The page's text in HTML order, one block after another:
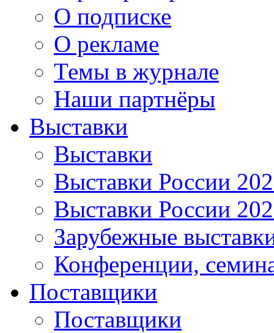
О подписке
О рекламе
Темы в журнале
Наши партнёры
Выставки
Выставки
Выставки России
Выставки России
Зарубежные
Конференции,
Поставщики
Поставщики